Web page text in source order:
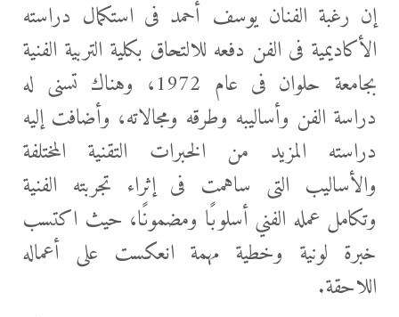
إن رغبة الفنان يوسف أحمد فى استكمال دراسته
الأكاديمية فى الفن دفعه للالتحاق بكلية التربية الفنية
بجامعة حلوان فى عام 1972، وهناك تسنى له
دراسة الفن وأساليبه وطرقه ومجالاته، وأضافت إليه
دراسته المزيد من الخبرات التقنية المختلفة
والأساليب التى ساهمت فى إثراء تجربته الفنية
وتكامل عمله الفني أسلوبًا ومضمونًا، حيث اكتسب
خبرة لونية وخطية مهمة انعكست على أعماله
اللاحقة.